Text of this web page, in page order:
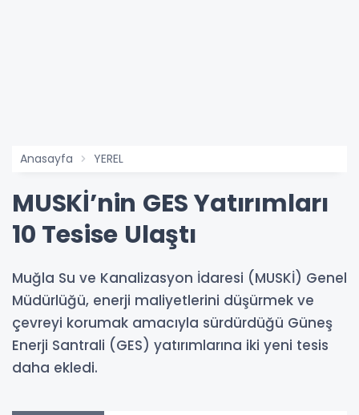
Anasayfa YEREL
MUSKİ’nin GES Yatırımları
10 Tesise Ulaştı
Muğla Su ve Kanalizasyon İdaresi (MUSKİ) Genel
Müdürlüğü, enerji maliyetlerini düşürmek ve
çevreyi korumak amacıyla sürdürdüğü Güneş
Enerji Santrali (GES) yatırımlarına iki yeni tesis
daha ekledi.